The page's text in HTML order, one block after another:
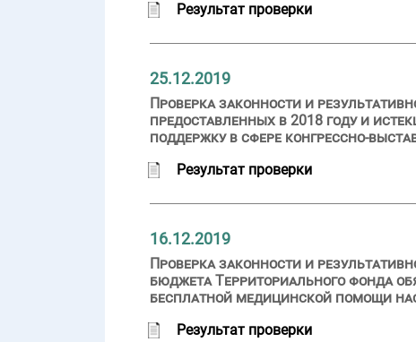
Результат проверки
25.12.2019
Проверка законности и
предоставленных в 2018 году и
поддержку в сфере конгрессно-
Результат проверки
16.12.2019
Проверка законности и
бюджета Территориального фонда
бесплатной медицинской помощи
Результат проверки